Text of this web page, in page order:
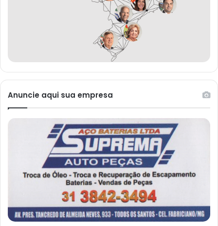
Anuncie aqui sua empresa